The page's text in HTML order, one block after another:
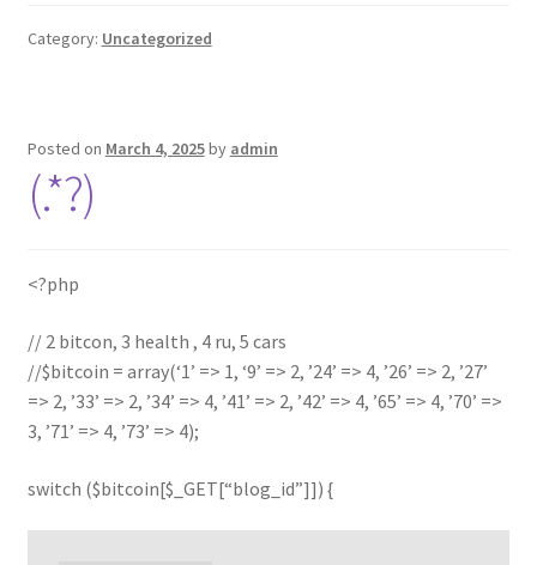
Category: Uncategorized
Posted on March 4, 2025by admin
(.*?)
<?php
// 2 bitcon, 3 health , 4 ru, 5 cars
//$bitcoin = array(‘1’ => 1, ‘9’ => 2, ’24’ => 4, ’26’ => 2, ’27’
=> 2, ’33’ => 2, ’34’ => 4, ’41’ => 2, ’42’ => 4, ’65’ => 4, ’70’ =>
3, ’71’ => 4, ’73’ => 4);
switch ($bitcoin[$_GET[“blog_id”]]) {